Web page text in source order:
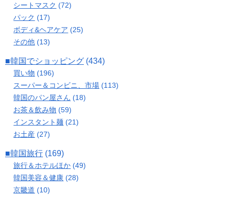
シートマスク (72)
パック (17)
ボディ&ヘアケア (25)
その他 (13)
■韓国でショッピング (434)
買い物 (196)
スーパー＆コンビニ、市場 (113)
韓国のパン屋さん (18)
お茶＆飲み物 (59)
インスタント麺 (21)
お土産 (27)
■韓国旅行 (169)
旅行＆ホテルほか (49)
韓国美容＆健康 (28)
京畿道 (10)